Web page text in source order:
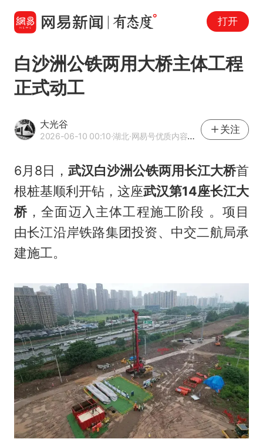
打开
白沙洲公铁两用大桥主体工程
正式动工
大光谷
2026-06-10 00:10·湖北·网易号优质内容创作者
关注
6月8日， 武汉白沙洲公铁两用长江大桥首
根桩基顺利开钻，这座武汉第14座长江大
桥 ，全面迈入主体工程施工阶段 。项目
由长江沿岸铁路集团投资、中交二航局承
建施工。